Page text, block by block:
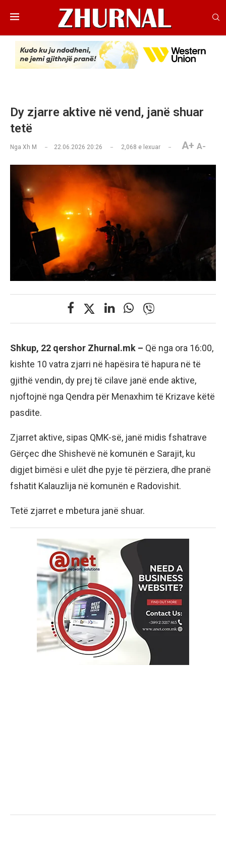
Dy zjarre aktive në vend, janë shuar
tetë
Nga Xh M 22.06.2026 20:26 2,068 e lexuar A+ A-
Shkup, 22 qershor Zhurnal.mk – Që nga ora 16:00,
kishte 10 vatra zjarri në hapësira të hapura në të
gjithë vendin, dy prej të cilave janë ende aktive,
njoftojnë nga Qendra për Menaxhim të Krizave këtë
pasdite.
Zjarret aktive, sipas QMK-së, janë midis fshatrave
Gërçec dhe Shishevë në komunën e Sarajit, ku
digjet bimësi e ulët dhe pyje të përziera, dhe pranë
fshatit Kalauzlija në komunën e Radovishit.
Tetë zjarret e mbetura janë shuar.